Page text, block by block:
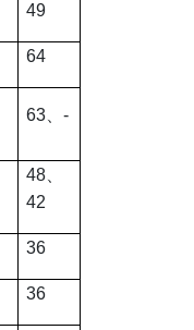
49
64
63 -
48
42
36
36